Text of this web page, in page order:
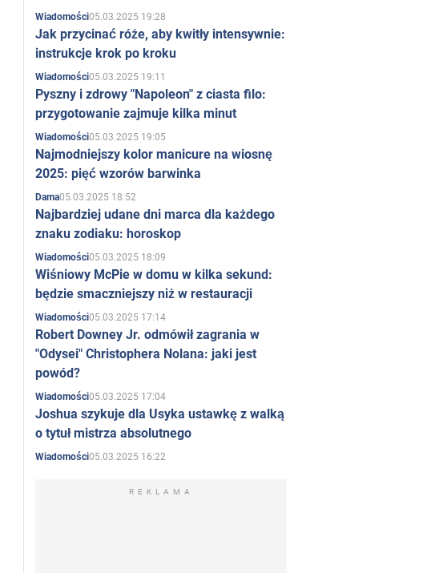
Wiadomości05.03.2025 19:28
Jak przycinać róże, aby kwitły intensywnie:
instrukcje krok po kroku
Wiadomości05.03.2025 19:11
Pyszny i zdrowy "Napoleon" z ciasta filo:
przygotowanie zajmuje kilka minut
Wiadomości05.03.2025 19:05
Najmodniejszy kolor manicure na wiosnę
2025: pięć wzorów barwinka
Dama05.03.2025 18:52
Najbardziej udane dni marca dla każdego
znaku zodiaku: horoskop
Wiadomości05.03.2025 18:09
Wiśniowy McPie w domu w kilka sekund:
będzie smaczniejszy niż w restauracji
Wiadomości05.03.2025 17:14
Robert Downey Jr. odmówił zagrania w
"Odysei" Christophera Nolana: jaki jest
powód?
Wiadomości05.03.2025 17:04
Joshua szykuje dla Usyka ustawkę z walką
o tytuł mistrza absolutnego
Wiadomości05.03.2025 16:22
REKLAMA